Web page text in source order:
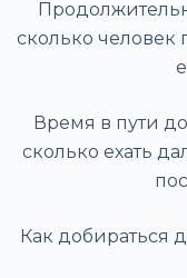
сколько человек
Время в пути
сколько ехать
Как добираться